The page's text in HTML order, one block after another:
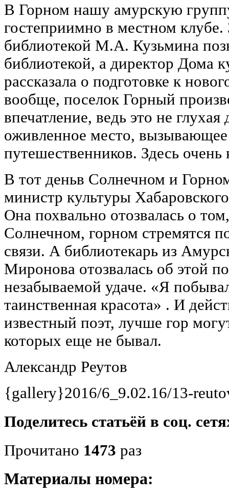
В Горном нашу амурскую
гостеприимно в местном
библиотекой М.А. Кузьмина
библиотекой, а директор Дома
рассказала о подготовке к
вообще, поселок Горный
впечатление, ведь это не
оживленное место, вызывающее
путешественников. Здесь очень
В тот деньв Солнечном и
министр культуры
Она похвально отозвалась о
Солнечном, горном стремятся
связи. А библиотекарь из
Миронова отозвалась об этой
незабываемой удаче. «Я
таинственная красота» . И
известный поэт, лучше гор
которых еще не бывал.
Александр Реутов
{gallery}2016/6_9.02.16/13-
Поделитесь статьёй в соц.
Прочитано 1473 раз
Материалы номера: